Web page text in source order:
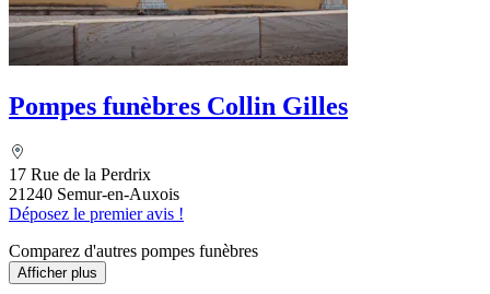
Pompes funèbres Collin Gilles
17 Rue de la Perdrix
21240 Semur-en-Auxois
Déposez le premier avis !
Comparez d'autres pompes funèbres
Afficher plus